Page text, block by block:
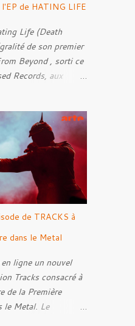
de HATING LIFE
Life (Death
de son premier
Beyond , sorti ce
Records, aux
a été réalisé
01. Into The
Embrace 03. A
Against The
Beyond 06. The
de TRACKS à
dans le Metal
ligne un nouvel
Tracks consacré à
de la Première
le Metal. Le